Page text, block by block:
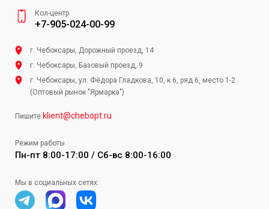
Кол-центр
+7-905-024-00-99
г. Чебоксары, Дорожный проезд, 14
г. Чебоксары, Базовый проезд, 9
г. Чебоксары, ул. Фёдора Гладкова, 10, к.6, ряд 6, место 1-2
(Оптовый рынок "Ярмарка")
Пишите klient@chebopt.ru
Режим работы
Пн-пт 8:00-17:00 / Сб-вс 8:00-16:00
Мы в социальных сетях: